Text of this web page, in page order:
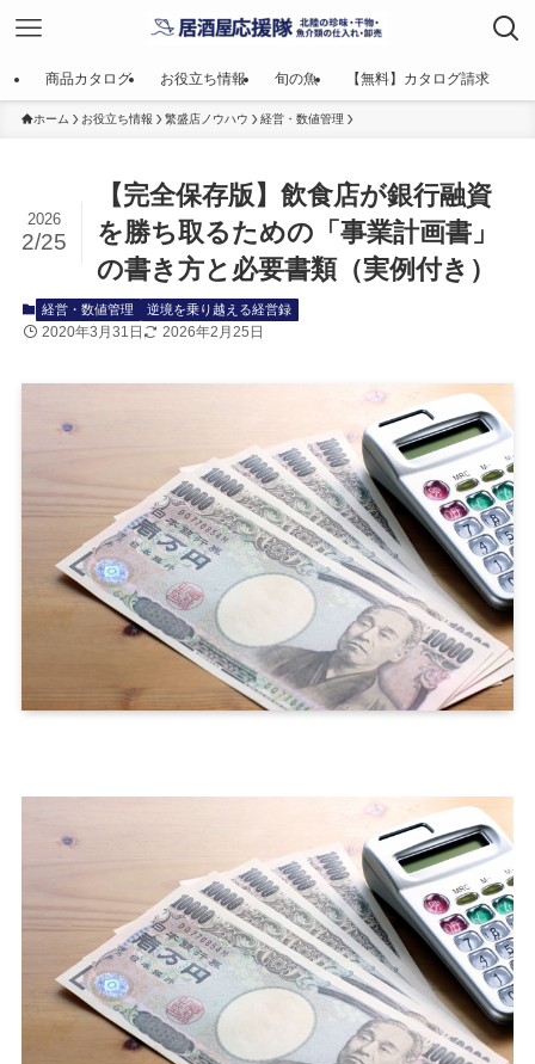
商品カタログ お役立ち情報 旬の魚 【無料】カタログ請求
ホーム お役立ち情報 繁盛店ノウハウ 経営・数値管理
【完全保存版】飲食店が銀行融資
を勝ち取るための「事業計画書」
の書き方と必要書類（実例付き）
2026
2/25
経営・数値管理 逆境を乗り越える経営録
2020年3月31日 2026年2月25日